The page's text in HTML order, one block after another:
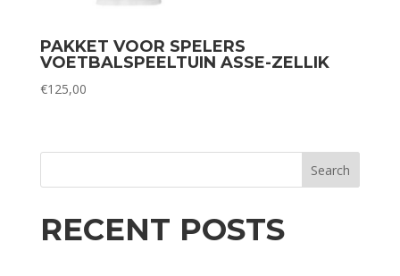
PAKKET VOOR SPELERS
VOETBALSPEELTUIN ASSE-ZELLIK
€125,00
Search
RECENT POSTS